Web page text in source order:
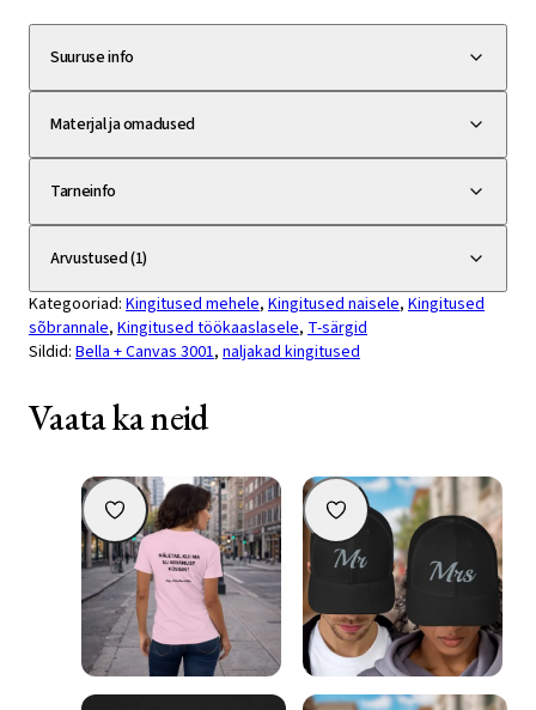
Kategooriad: Kingitused mehele, Kingitused naisele, Kingitused
sõbrannale, Kingitused töökaaslasele, T-särgid
Sildid: Bella + Canvas 3001, naljakad kingitused
Suuruse info
Materjal ja omadused
Tarneinfo
Arvustused (1)
Vaata ka neid